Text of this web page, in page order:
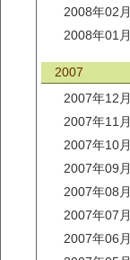
2008年02月
2008年01月
2007
2007年12月
2007年11月
2007年10月
2007年09月
2007年08月
2007年07月
2007年06月